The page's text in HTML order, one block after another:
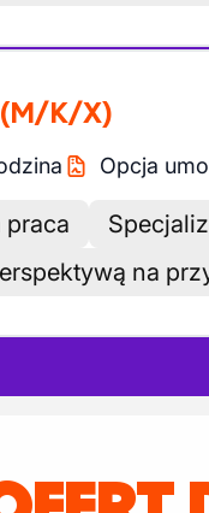
(M/K/X)
Opcja
na